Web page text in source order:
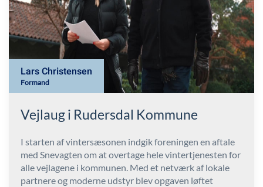
Lars Christensen
Formand
Vejlaug i Rudersdal Kommune
I starten af vintersæsonen indgik foreningen en aftale
med Snevagten om at overtage hele vintertjenesten for
alle vejlagene i kommunen. Med et netværk af lokale
partnere og moderne udstyr blev opgaven løftet